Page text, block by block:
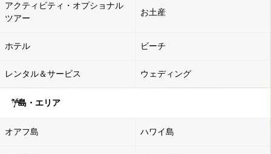
アクティビティ・オプショナル
ツアー
お土産
ホテル ビーチ
レンタル＆サービス ウェディング
島・エリア
オアフ島 ハワイ島